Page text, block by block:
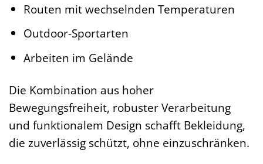
Routen mit wechselnden Temperaturen
Outdoor-Sportarten
Arbeiten im Gelände
Die Kombination aus hoher
Bewegungsfreiheit, robuster Verarbeitung
und funktionalem Design schafft Bekleidung,
die zuverlässig schützt, ohne einzuschränken.